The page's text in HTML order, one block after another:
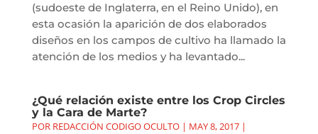
(sudoeste de Inglaterra, en el Reino Unido), en
esta ocasión la aparición de dos elaborados
diseños en los campos de cultivo ha llamado la
atención de los medios y ha levantado...
¿Qué relación existe entre los Crop Circles
y la Cara de Marte?
POR REDACCIÓN CODIGO OCULTO| MAY 8, 2017|